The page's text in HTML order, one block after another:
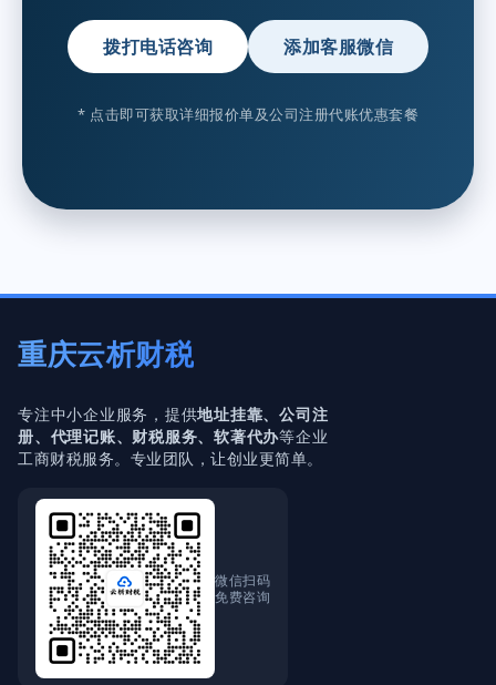
拨打电话咨询 添加客服微信
* 点击即可获取详细报价单及公司注册代账优惠套餐
重庆云析财税
专注中小企业服务，提供地址挂靠、公司注
册、代理记账、财税服务、软著代办等企业
工商财税服务。专业团队，让创业更简单。
微信扫码
免费咨询